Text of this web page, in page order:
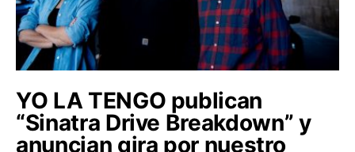
YO LA TENGO publican
“Sinatra Drive Breakdown” y
anuncian gira por nuestro